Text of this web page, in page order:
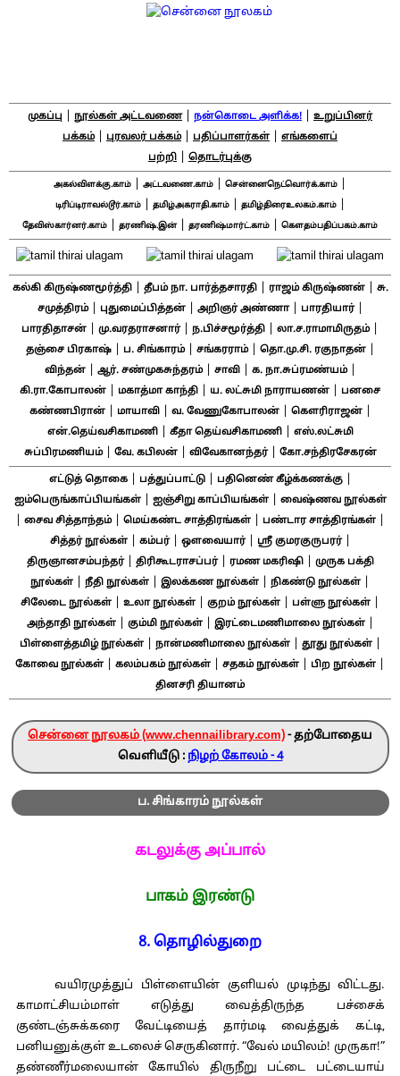
முகப்பு நூல்கள் அட்டவணை| நன்கொடை அளிக்க!
உறுப்பினர்
பக்கம்| புரவலர் பக்கம்| பதிப்பாளர்கள்
எங்களைப்
பற்றி
தொடர்புக்கு
அகல்விளக்கு.காம் அட்டவணை.காம் சென்னைநெட்வொர்க்.காம்
டிரிப்டிராவல்டூர்.காம்| தமிழ்அகராதி.காம்| தமிழ்திரைஉலகம்.காம்|
தேவிஸ்கார்னர்.காம் தரணிஷ்.இன்| தரணிஷ்மார்ட்.காம் கௌதம்பதிப்பகம்.காம்
கல்கி கிருஷ்ணமூர்த்தி| தீபம் நா. பார்த்தசாரதி| ராஜம் கிருஷ்ணன்|
சு.
சமுத்திரம்| புதுமைப்பித்தன்| அறிஞர் அண்ணா| பாரதியார்|
பாரதிதாசன் மு.வரதராசனார்| ந.பிச்சமூர்த்தி லா.ச.ராமாமிருதம்|
தஞ்சை பிரகாஷ்| ப. சிங்காரம்| சங்கரராம்| தொ.மு.சி. ரகுநாதன்|
விந்தன்| ஆர். சண்முகசுந்தரம்| சாவி| க. நா.சுப்ரமண்யம்|
கி.ரா.கோபாலன் மகாத்மா காந்தி ய. லட்சுமி நாராயணன்
பனசை
கண்ணபிரான்| மாயாவி| வ. வேணுகோபாலன்| கௌரிராஜன்|
என்.தெய்வசிகாமணி| கீதா தெய்வசிகாமணி|
எஸ்.லட்சுமி
சுப்பிரமணியம்| வே. கபிலன்| விவேகானந்தர்| கோ.சந்திரசேகரன்
எட்டுத் தொகை| பத்துப்பாட்டு| பதினெண் கீழ்க்கணக்கு|
ஐம்பெருங்காப்பியங்கள்| ஐஞ்சிறு காப்பியங்கள்| வைஷ்ணவ நூல்கள்
சைவ சித்தாந்தம்| மெய்கண்ட சாத்திரங்கள் பண்டார சாத்திரங்கள்
சித்தர் நூல்கள்| கம்பர்| ஔவையார்| ஸ்ரீ குமரகுருபரர்|
திருஞானசம்பந்தர்| திரிகூடராசப்பர்| ரமண மகரிஷி|
முருக பக்தி
நூல்கள்
நீதி நூல்கள் இலக்கண நூல்கள் நிகண்டு நூல்கள்
சிலேடை நூல்கள் உலா நூல்கள் குறம் நூல்கள் பள்ளு நூல்கள்
அந்தாதி நூல்கள்| கும்மி நூல்கள்| இரட்டைமணிமாலை நூல்கள்|
பிள்ளைத்தமிழ் நூல்கள்| நான்மணிமாலை நூல்கள்| தூது நூல்கள்|
கோவை நூல்கள் கலம்பகம் நூல்கள் சதகம் நூல்கள் பிற நூல்கள்
தினசரி தியானம்
சென்னை நூலகம் (www.chennailibrary.com)- தற்போதைய
வெளியீடு : நிழற் கோலம் - 4
ப. சிங்காரம் நூல்கள்
கடலுக்கு அப்பால்
பாகம் இரண்டு
8. தொழில்துறை
வயிரமுத்துப் பிள்ளையின் குளியல் முடிந்து விட்டது.
காமாட்சியம்மாள் எடுத்து வைத்திருந்த பச்சைக்
குண்டஞ்சுக்கரை வேட்டியைத் தார்மடி வைத்துக் கட்டி,
பனியனுக்குள் உடலைச் செருகினார். “வேல் மயிலம்! முருகா!”
தண்ணீர்மலையான் கோயில் திருநீறு பட்டை பட்டையாய்